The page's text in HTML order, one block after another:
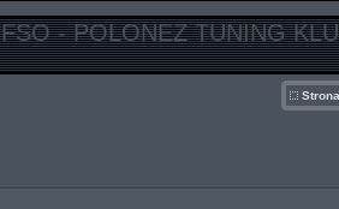
FSO - POLONEZ TUNING